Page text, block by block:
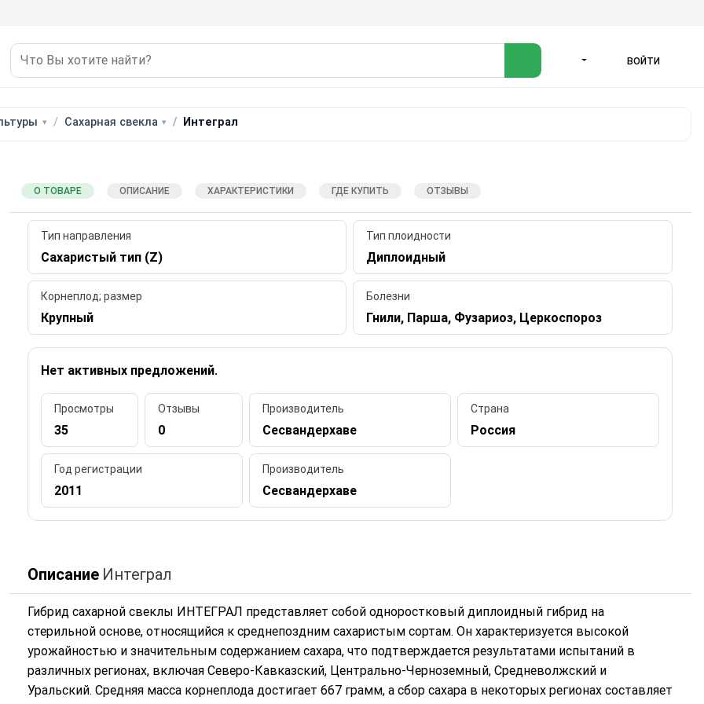
ВОЙТИ
Сахарная свекла Интеграл
О ТОВАРЕ ОПИСАНИЕ ХАРАКТЕРИСТИКИ ГДЕ КУПИТЬ ОТЗЫВЫ
Тип направления
Сахаристый тип (Z)
Тип плоидности
Диплоидный
Корнеплод; размер
Крупный
Болезни
Гнили, Парша, Фузариоз, Церкоспороз
Нет активных предложений.
Просмотры
35
Отзывы
0
Производитель
Сесвандерхаве
Страна
Россия
Год регистрации
2011
Производитель
Сесвандерхаве
Описание Интеграл
Гибрид сахарной свеклы ИНТЕГРАЛ представляет собой одноростковый диплоидный гибрид на
стерильной основе, относящийся к среднепоздним сахаристым сортам. Он характеризуется высокой
урожайностью и значительным содержанием сахара, что подтверждается результатами испытаний в
различных регионах, включая Северо-Кавказский, Центрально-Черноземный, Средневолжский и
Уральский. Средняя масса корнеплода достигает 667 грамм, а сбор сахара в некоторых регионах составляет